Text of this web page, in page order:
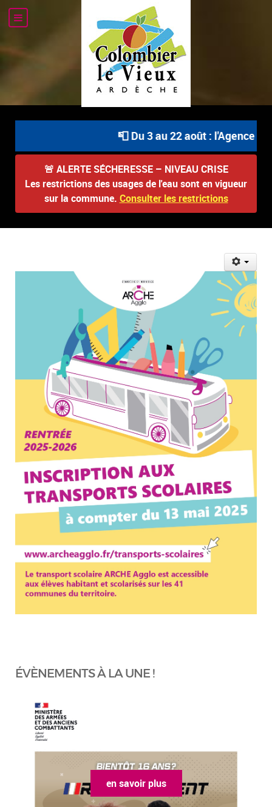
📮 Du 3 au 22 août : l'Agence
🚨 ALERTE SÉCHERESSE – NIVEAU CRISE
Les restrictions des usages de l'eau sont en vigueur
sur la commune. Consulter les restrictions
ÉVÈNEMENTS À LA UNE !
en savoir plus